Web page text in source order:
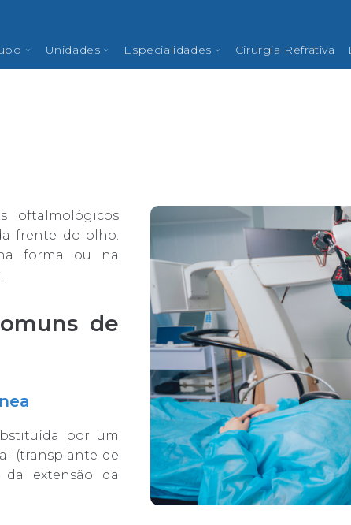
Unidades Especialidades Cirurgia Refrativa
oftalmológicos
frente do olho.
forma ou na
de
por um
(transplante de
extensão da